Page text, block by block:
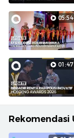
05:54
01:47
Rekomendasi